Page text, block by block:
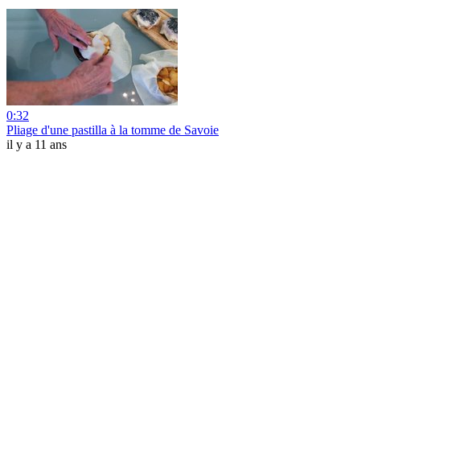
0:32
Pliage d'une pastilla à la tomme de Savoie
il y a 11 ans